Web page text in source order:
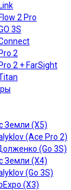
2 Pro
3S
2
2 + FarSight
Земли (X5)
(Ace Pro 2)
(Go 3S)
Земли (X4)
(Go 3S)
(X3)